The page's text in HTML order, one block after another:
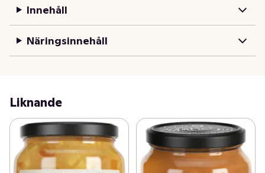
Innehåll
Näringsinnehåll
Liknande